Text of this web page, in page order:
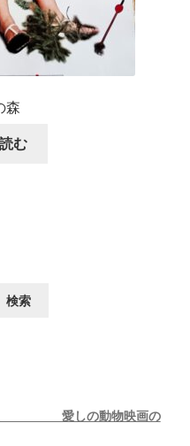
森
む
検索
史 愛しの動物映画の